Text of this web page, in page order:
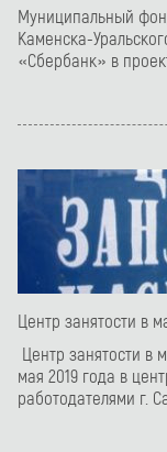
Муниципальный
Каменска-
«Сбербанк» в
Центр занятости в
Центр занятости в
мая 2019 года в
работодателями г.